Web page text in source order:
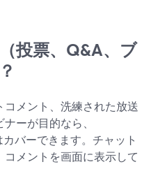
投票、Q&A、ブ
メント、洗練された放送
ーが目的なら、
バーできます。チャット
メントを画面に表示して